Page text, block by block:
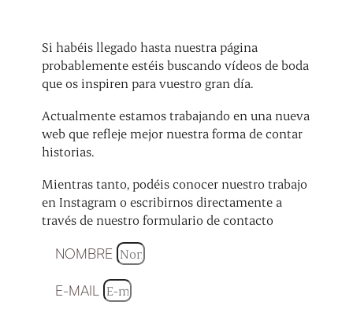
Si habéis llegado hasta nuestra página
probablemente estéis buscando vídeos de boda
que os inspiren para vuestro gran día.
Actualmente estamos trabajando en una nueva
web que refleje mejor nuestra forma de contar
historias.
Mientras tanto, podéis conocer nuestro trabajo
en Instagram o escribirnos directamente a
través de nuestro formulario de contacto
NOMBRE
E-MAIL